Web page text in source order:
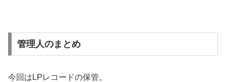
管理人のまとめ
今回はLPレコードの保管。